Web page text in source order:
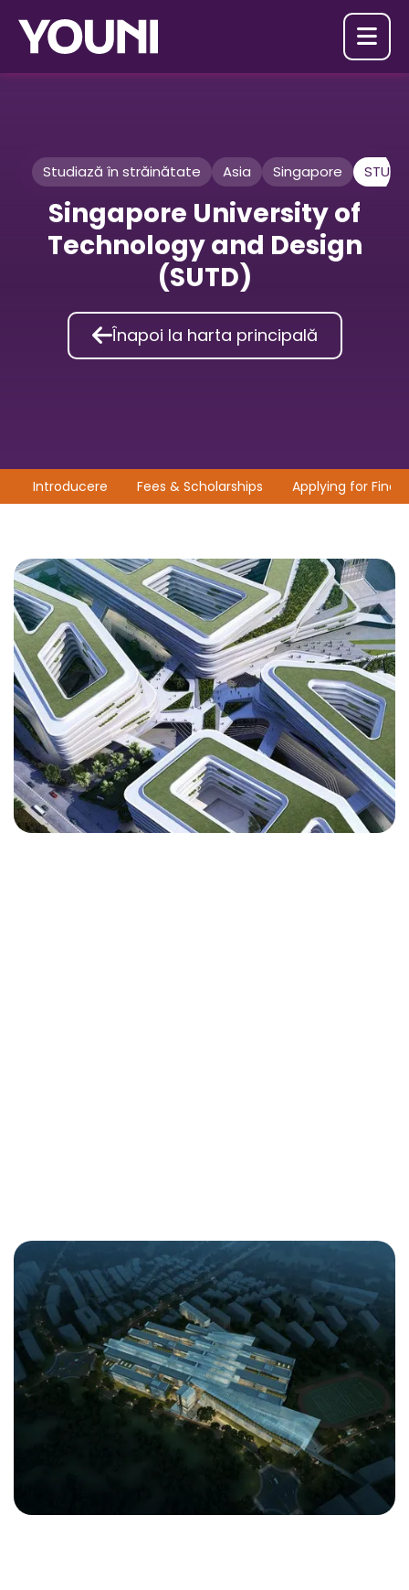

Studiază în străinătate Asia Singapore STUD
Singapore University of
Technology and Design
(SUTD)
Înapoi la harta principală
Introducere Fees & Scholarships Applying for